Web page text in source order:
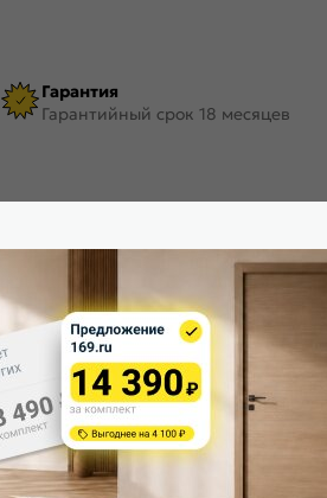
Гарантия
Гарантийный срок 18 месяцев
FDT500003
75
10
Материал:
Тип погонажного
Покрытие: